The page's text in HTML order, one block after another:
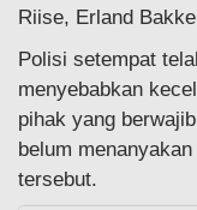
Riise, Erland
Polisi setempat
menyebabkan
pihak yang
belum
tersebut.